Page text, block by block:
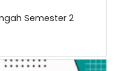
Semester 2